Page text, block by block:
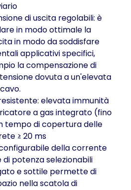
di uscita regolabili: è
in modo ottimale la
in modo da soddisfare
applicativi specifici,
la compensazione di
dovuta a un'elevata
elevata immunità
a gas integrato (fino
tempo di copertura delle
≥ 20 ms
della corrente
di potenza selezionabili
e sottile permette di
nella scatola di